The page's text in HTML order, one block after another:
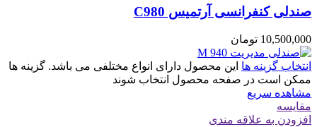
صندلی کنفرانسی آرتمیس C980
10,500,000 تومان
انتخاب گزینه ها این محصول دارای انواع مختلفی می باشد. گزینه ها
ممکن است در صفحه محصول انتخاب شوند
مشاهده سریع
مقایسه
افزودن به علاقه مندی